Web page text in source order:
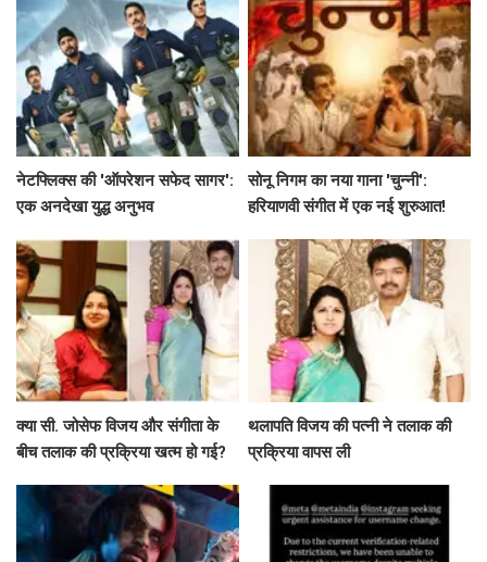
नेटफ्लिक्स की 'ऑपरेशन सफेद सागर':
एक अनदेखा युद्ध अनुभव
सोनू निगम का नया गाना 'चुन्नी':
हरियाणवी संगीत में एक नई शुरुआत!
क्या सी. जोसेफ विजय और संगीता के
बीच तलाक की प्रक्रिया खत्म हो गई?
थलापति विजय की पत्नी ने तलाक की
प्रक्रिया वापस ली